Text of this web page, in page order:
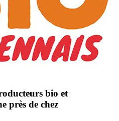
bio et
près de chez